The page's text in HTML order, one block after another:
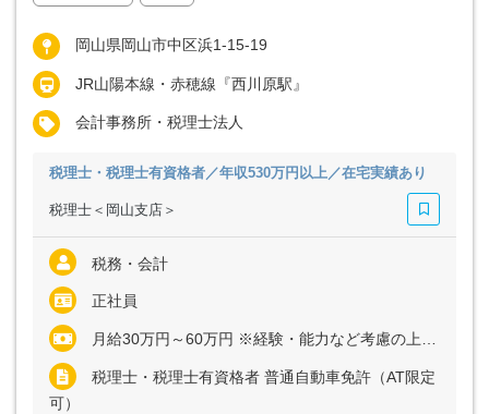
岡山県岡山市中区浜1-15-19
JR山陽本線・赤穂線『西川原駅』
会計事務所・税理士法人
税理士・税理士有資格者／年収530万円以上／在宅実績あり
税理士＜岡山支店＞
税務・会計
正社員
月給30万円～60万円 ※経験・能力など考慮の上、決定いたします ※上記に固定残業代（月18時間分＝4万円～6万円）を含む ※超過分は別途全額支給
税理士・税理士有資格者 普通自動車免許（AT限定
可）